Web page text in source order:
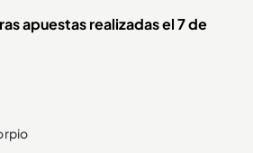
apuestasrealizadas el 7 de